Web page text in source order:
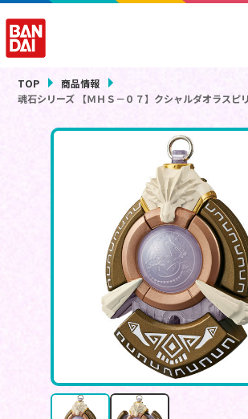
TOP
商品情報
魂石シリーズ 【ＭＨＳ－０７】クシャルダオラスピ